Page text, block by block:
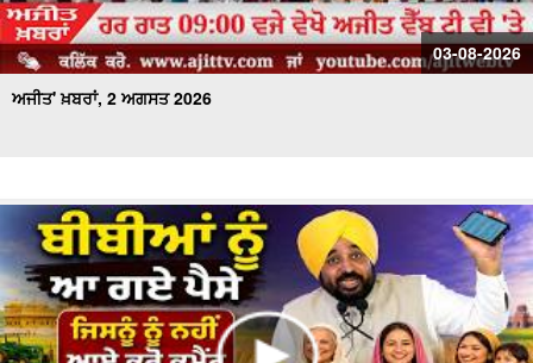
03-08-2026
ਅਜੀਤ' ਖ਼ਬਰਾਂ, 2 ਅਗਸਤ 2026